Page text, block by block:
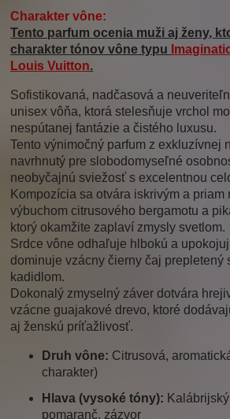
Charakter vône:
Tento parfum ocenia muži aj ženy,
charakter tónov vône typu
Louis Vuitton.
Sofistikovaná, nadčasová a
unisex vôňa, ktorá stelesňuje vrchol
nespútanej fantázie a čistého luxusu.
Tento výnimočný parfum z exkluzívnej
navrhnutý pre slobodomyseľné
neobyčajnú sviežosť s excelentnou
Kompozícia sa otvára iskrivým a priam
výbuchom citrusového bergamotu a
ktorý okamžite zaplaví zmysly svetlom.
Srdce vône odhaľuje hlbokú a
dominuje vzácny čierny čaj prepletený
kadidlom.
Dokonalý zmyselný záver dotvára
vzácne guajakové drevo, ktoré
aj ženskú príťažlivosť.
Druh vône: Citrusová,
charakter)
Hlava (vysoké tóny):
pomaranč, zázvor